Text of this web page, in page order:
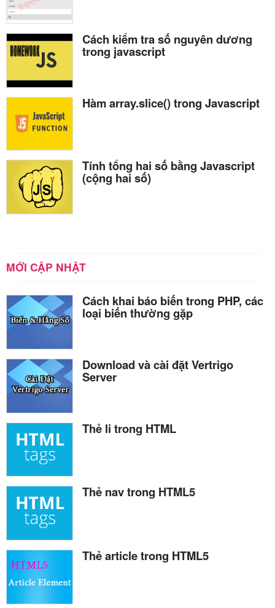
Cách kiểm tra số nguyên dương
trong javascript
Hàm array.slice() trong Javascript
Tính tổng hai số bằng Javascript
(cộng hai số)
MỚI CẬP NHẬT
Cách khai báo biến trong PHP, các
loại biến thường gặp
Download và cài đặt Vertrigo
Server
Thẻ li trong HTML
Thẻ nav trong HTML5
Thẻ article trong HTML5